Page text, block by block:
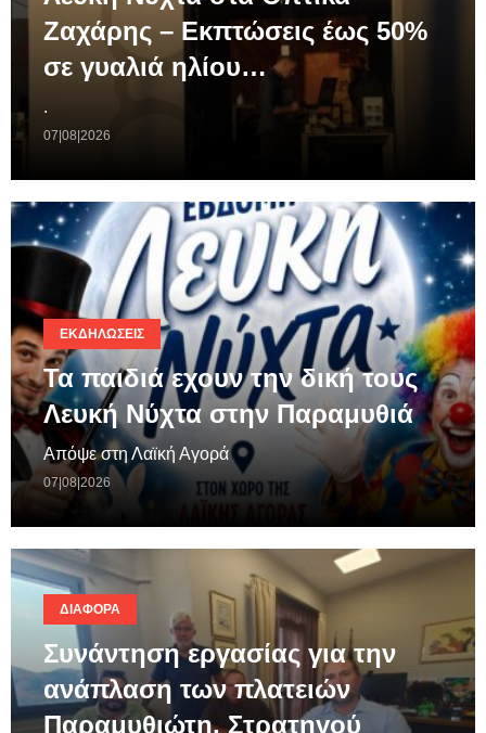
Ζαχάρης – Εκπτώσεις έως 50%
σε γυαλιά ηλίου…
.
07|08|2026
ΕΚΔΗΛΏΣΕΙΣ
Τα παιδιά εχουν την δική τους
Λευκή Νύχτα στην Παραμυθιά
Απόψε στη Λαϊκή Αγορά
07|08|2026
ΔΙΆΦΟΡΑ
Συνάντηση εργασίας για την
ανάπλαση των πλατειών
Παραμυθιώτη, Στρατηγού